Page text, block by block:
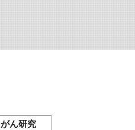
がん研究